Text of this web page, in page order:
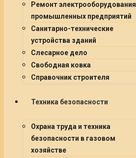
Ремонт электрооборудования
промышленных предприятий
Санитарно-технические
устройства зданий
Слесарное дело
Свободная ковка
Справочник строителя
Техника безопасности
Охрана труда и техника
безопасности в газовом
хозяйстве